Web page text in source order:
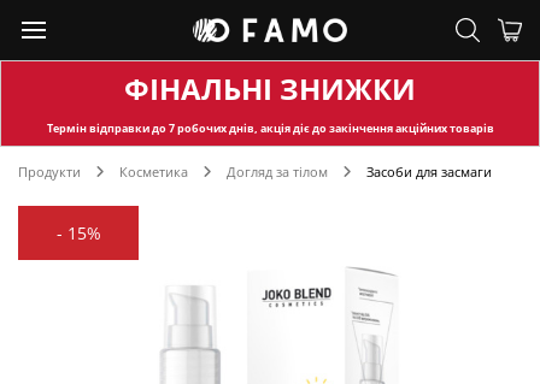
ФІНАЛЬНІ ЗНИЖКИ
Термін відправкидо 7 робочих днів, акція діє до закінчення акційних товарів
Продукти Косметика Догляд за тілом Засоби для засмаги
- 15%